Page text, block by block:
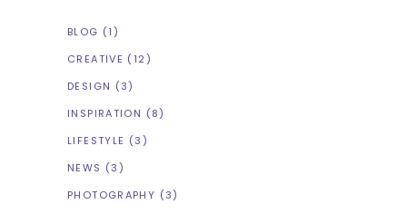
BLOG (1)
CREATIVE (12)
DESIGN (3)
INSPIRATION (8)
LIFESTYLE (3)
NEWS (3)
PHOTOGRAPHY (3)